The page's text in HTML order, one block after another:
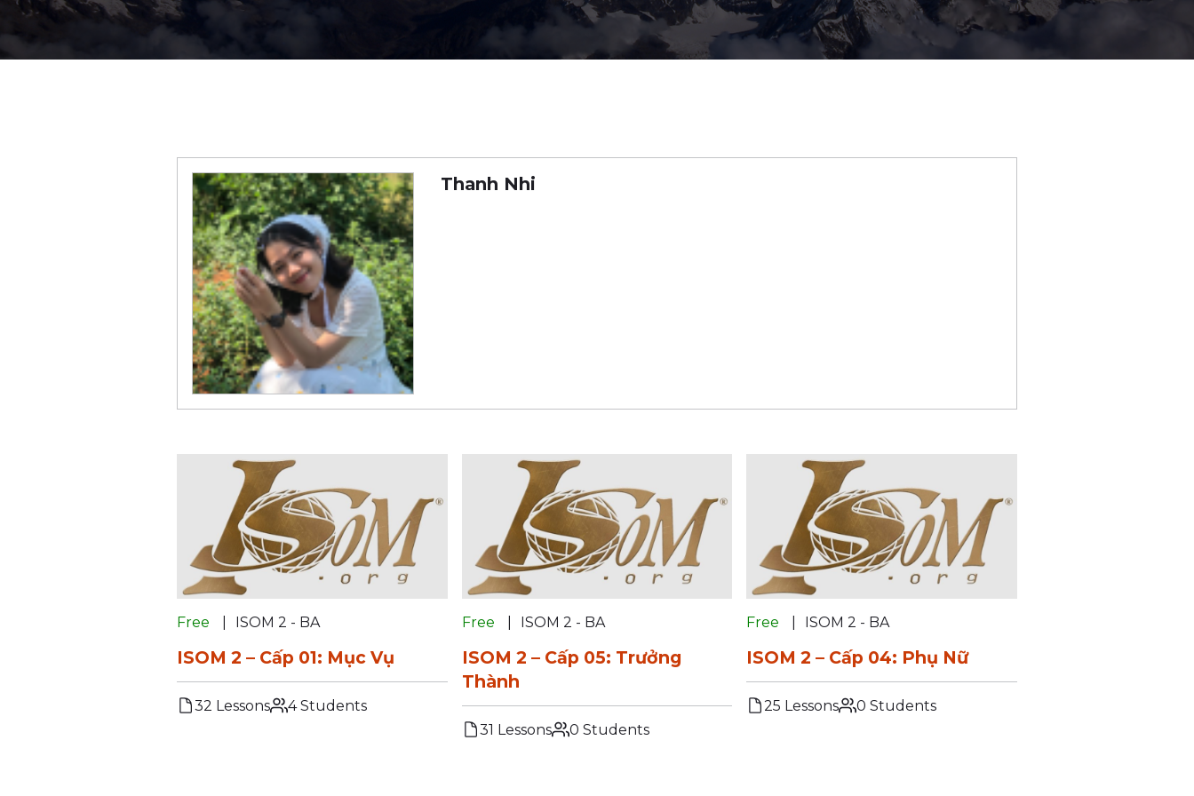
Thanh Nhi
Free ISOM 2 - BA
ISOM 2 – Cấp 01: Mục Vụ
32 Lessons 4 Students
Free ISOM 2 - BA
ISOM 2 – Cấp 05: Trưởng
Thành
31 Lessons 0 Students
Free ISOM 2 - BA
ISOM 2 – Cấp 04: Phụ Nữ
25 Lessons 0 Students